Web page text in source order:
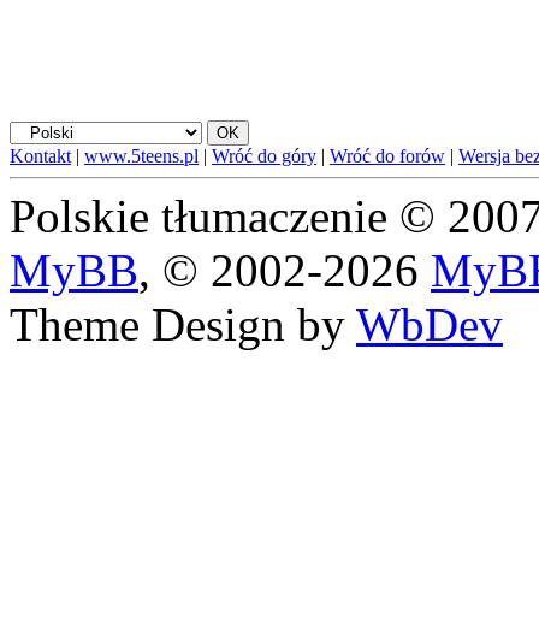
Kontakt | www.5teens.pl | Wróć do góry | Wróć do forów | Wersja
Polskie tłumaczenie ©
MyBB, © 2002-2026
Theme Design by WbDev